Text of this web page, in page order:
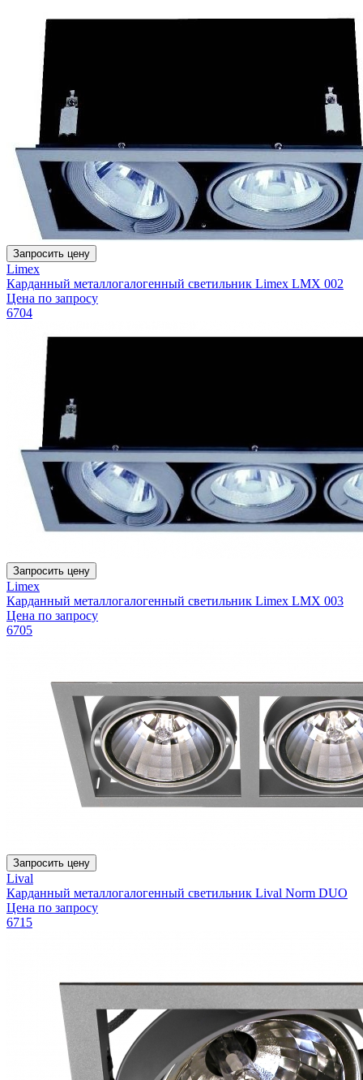
Запросить цену
Limex
Карданный металлогалогенный светильник Limex LMX 002
Цена по запросу
6704
Запросить цену
Limex
Карданный металлогалогенный светильник Limex LMX 003
Цена по запросу
6705
Запросить цену
Lival
Карданный металлогалогенный светильник Lival Norm DUO
Цена по запросу
6715